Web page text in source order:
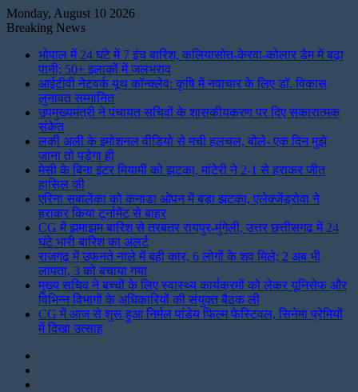
Monday, August 10 2026
Breaking News
भोपाल में 24 घंटे में 7 इंच बारिश, कलियासोत-केरवा-कोलार डैम में बढ़ा
पानी; 50+ इलाकों में जलभराव
आईटीवी नेटवर्क यूथ कॉन्क्लेव: कृषि में नवाचार के लिए डॉ. विकास
लुनावत सम्मानित
उपमुख्यमंत्री ने पंचायत सचिवों के शासकीयकरण पर दिए सकारात्मक
संकेत
लकी अली के इमोशनल वीडियो से मची हलचल, बोले- एक दिन मुझे
जाना तो पड़ेगा ही
मेसी के बिना इंटर मियामी को झटका, मांटेरी ने 2-1 से हराकर जीत
हासिल की
एरिना सबालेंका को कनाडा ओपन में बड़ा झटका, एलेक्जेंड्रोवा ने
हराकर किया टूर्नामेंट से बाहर
CG में झमाझम बारिश से तरबतर रायपुर-मुंगेली, उत्तर छत्तीसगढ़ में 24
घंटे भारी बारिश का अलर्ट
राजगढ़ में उफनते नाले में बही कार, 6 लोगों के शव मिले; 2 अब भी
लापता, 3 को बचाया गया
मुख्य सचिव ने बच्चों के लिए स्वास्थ्य कार्यक्रमों को लेकर यूनिसेफ और
विभिन्न विभागों के अधिकारियों की संयुक्त बैठक ली
CG में आज से शुरू हुआ निर्मल पांडेय फिल्म फेस्टिवल, सिनेमा प्रेमियों
में दिखा उत्साह